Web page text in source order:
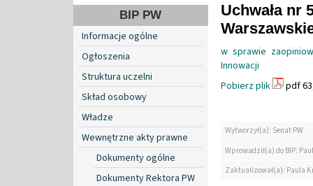
BIP PW
Informacje ogólne
Ogłoszenia
Struktura uczelni
Skład osobowy
Władze
Wewnętrzne akty prawne
Dokumenty ogólne
Dokumenty Rektora PW
Uchwała nr
w sprawie
Innowacji
Pobierz plik
pdf
Wytworzył(a): Senat PW
Wprowadził(a) do BIP:
Zaktualizował(a): Paula